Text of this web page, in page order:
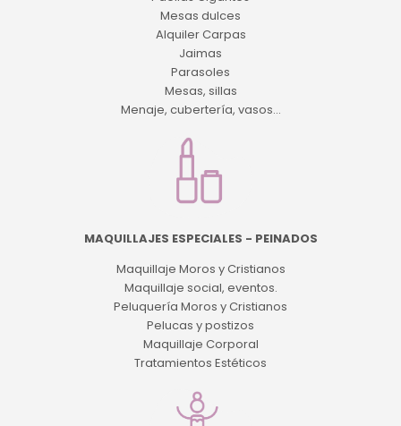
Mesas dulces
Alquiler Carpas
Jaimas
Parasoles
Mesas, sillas
Menaje, cubertería, vasos...
MAQUILLAJES ESPECIALES - PEINADOS
Maquillaje Moros y Cristianos
Maquillaje social, eventos.
Peluquería Moros y Cristianos
Pelucas y postizos
Maquillaje Corporal
Tratamientos Estéticos